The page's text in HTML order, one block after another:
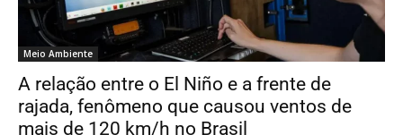
Meio Ambiente
A relação entre o El Niño e a frente de
rajada, fenômeno que causou ventos de
mais de 120 km/h no Brasil